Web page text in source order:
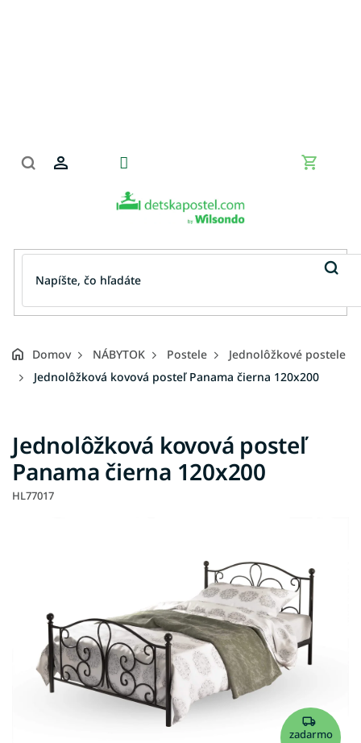
Domov NÁBYTOK Postele
Jednolôžkové postele
Jednolôžková kovová posteľ Panama čierna 120x200
Jednolôžková kovová posteľ
Panama čierna 120x200
HL77017
zadarmo